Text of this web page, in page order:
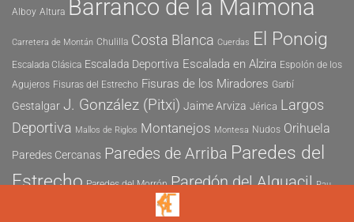
Alboy Altura Barranco de la Maimona
Carretera de Montán Chulilla Costa Blanca Cuerdas El Ponoig
Escalada Clásica Escalada Deportiva Escalada en Alzira Espolón de los
Agujeros Fisuras del Estrecho Fisuras de los Miradores Garbí
Gestalgar J. González (Pitxi) Jaime Arviza Jérica Largos
Deportiva Mallos de Riglos Montanejos Montesa Nudos Orihuela
Paredes Cercanas Paredes de Arriba Paredes del
Estrecho Paredes del Morrón Paredón del Alguacil Pau
Peñón de Ifach